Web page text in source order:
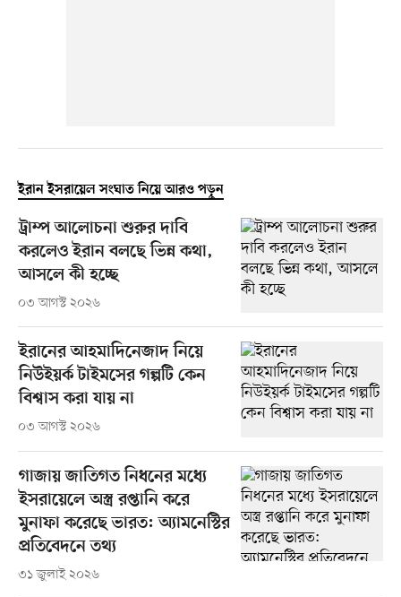
ইরান ইসরায়েল সংঘাত নিয়ে আরও পড়ুন
ট্রাম্প আলোচনা শুরুর দাবি
করলেও ইরান বলছে ভিন্ন কথা,
আসলে কী হচ্ছে
০৩ আগস্ট ২০২৬
ইরানের আহমাদিনেজাদ নিয়ে
নিউইয়র্ক টাইমসের গল্পটি কেন
বিশ্বাস করা যায় না
০৩ আগস্ট ২০২৬
গাজায় জাতিগত নিধনের মধ্যে
ইসরায়েলে অস্ত্র রপ্তানি করে
মুনাফা করেছে ভারত: অ্যামনেস্টির
প্রতিবেদনে তথ্য
৩১ জুলাই ২০২৬